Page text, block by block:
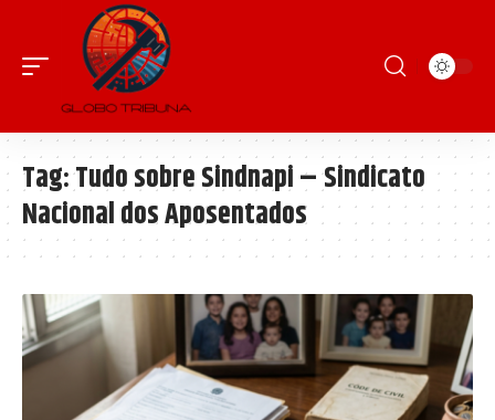
Tag:Tudo sobre Sindnapi – Sindicato
Nacional dos Aposentados